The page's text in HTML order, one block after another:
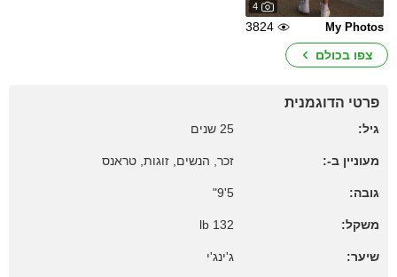
4
My Photos
3824
צפו בכולם
פרטי הדוגמנית
גיל: 25 שנים
מעוניין ב-: זכר, הנשים, זוגות, טראנס
גובה: 5'9"
משקל: 132 lb
שיער: ג'ינג'י